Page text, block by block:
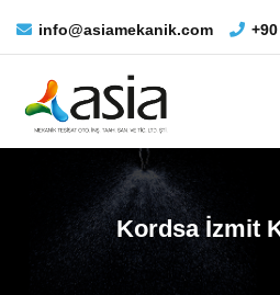
info@asiamekanik.com
Kordsa İzmit